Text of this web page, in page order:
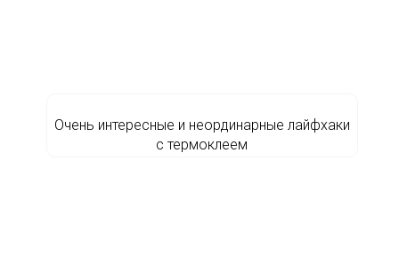
Очень интересные и неординарные лайфхаки
с термоклеем